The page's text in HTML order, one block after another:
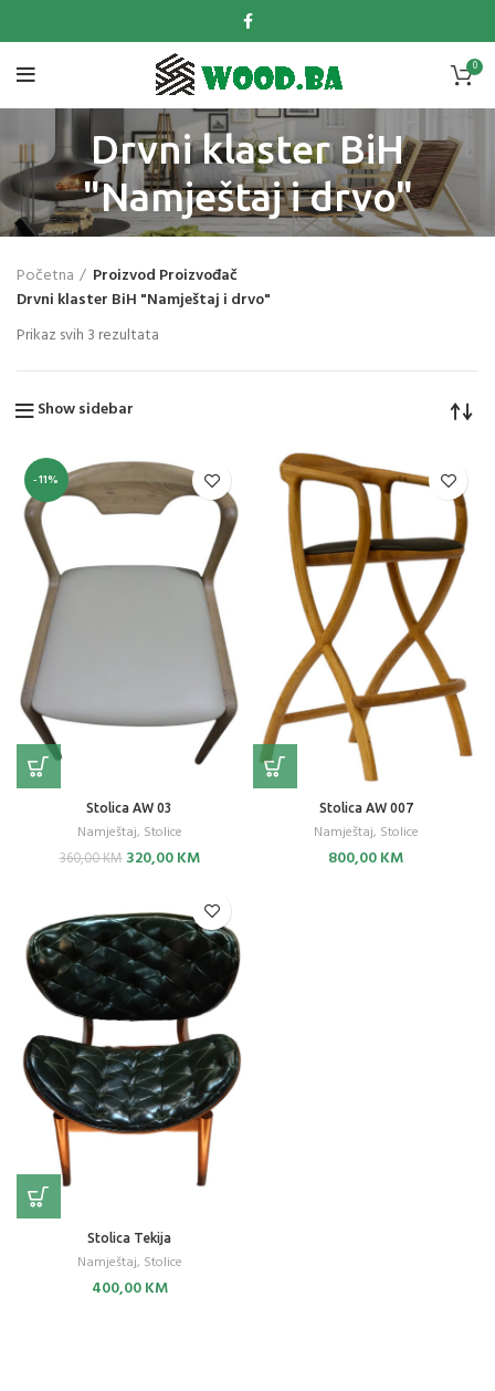
0
Drvni klaster BiH
"Namještaj i drvo"
Početna
Proizvod Proizvođač
Drvni klaster BiH "Namještaj i drvo"
Prikaz svih 3 rezultata
Show sidebar
-11%
Stolica AW 03
Namještaj, Stolice
360,00KM Original
360,00 KM.
320,00KMCurrent
is:
320,00 KM.
Stolica AW 007
Namještaj, Stolice
800,00KM
Stolica Tekija
Namještaj, Stolice
400,00KM